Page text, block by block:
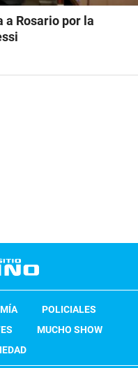
Rosario por la
POLICIALES
MUCHO SHOW